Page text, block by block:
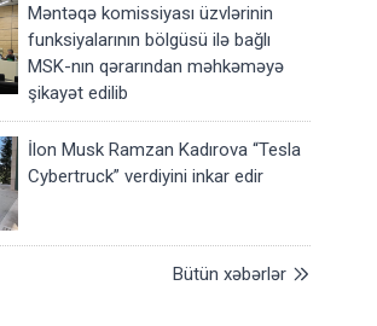
Məntəqə komissiyası üzvlərinin
funksiyalarının bölgüsü ilə bağlı
MSK-nın qərarından məhkəməyə
şikayət edilib
İlon Musk Ramzan Kadırova “Tesla
Cybertruck” verdiyini inkar edir
Bütün xəbərlər